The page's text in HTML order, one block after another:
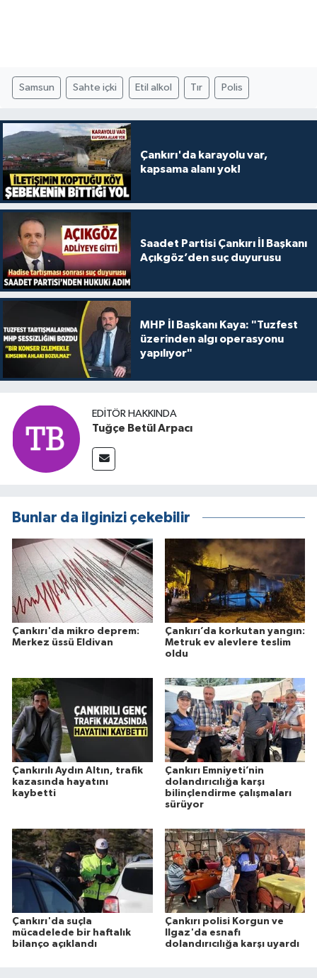
Samsun Sahte içki Etil alkol Tır Polis
Çankırı'da karayolu var,
kapsama alanı yok!
Saadet Partisi Çankırı İl Başkanı
Açıkgöz’den suç duyurusu
MHP İl Başkanı Kaya: "Tuzfest
üzerinden algı operasyonu
yapılıyor"
EDITÖR HAKKINDA
Tuğçe Betül Arpacı
Bunlar da ilginizi çekebilir
Çankırı'da mikro deprem:
Merkez üssü Eldivan
Çankırı’da korkutan yangın:
Metruk ev alevlere teslim
oldu
Çankırılı Aydın Altın, trafik
kazasında hayatını
kaybetti
Çankırı Emniyeti’nin
dolandırıcılığa karşı
bilinçlendirme çalışmaları
sürüyor
Çankırı'da suçla
mücadelede bir haftalık
bilanço açıklandı
Çankırı polisi Korgun ve
Ilgaz'da esnafı
dolandırıcılığa karşı uyardı